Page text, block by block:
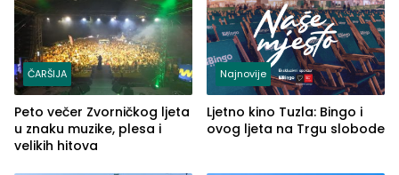
ČARŠIJA
Peto večer Zvorničkog ljeta
u znaku muzike, plesa i
velikih hitova
Najnovije
Ljetno kino Tuzla: Bingo i
ovog ljeta na Trgu slobode